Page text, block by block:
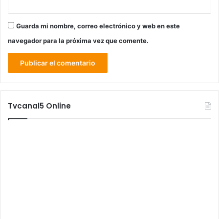
Guarda mi nombre, correo electrónico y web en este
navegador para la próxima vez que comente.
Tvcanal5 Online